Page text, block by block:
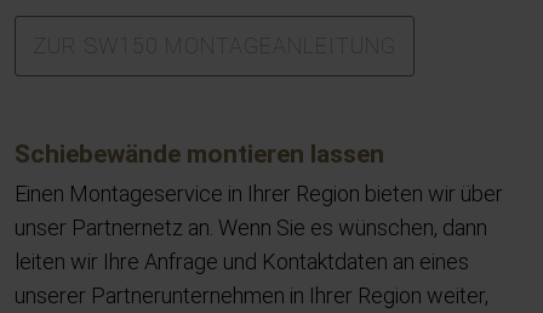
ZUR SW150 MONTAGEANLEITUNG
Schiebewände montieren lassen
Einen Montageservice in Ihrer Region bieten wir über
unser Partnernetz an. Wenn Sie es wünschen, dann
leiten wir Ihre Anfrage und Kontaktdaten an eines
unserer Partnerunternehmen in Ihrer Region weiter,